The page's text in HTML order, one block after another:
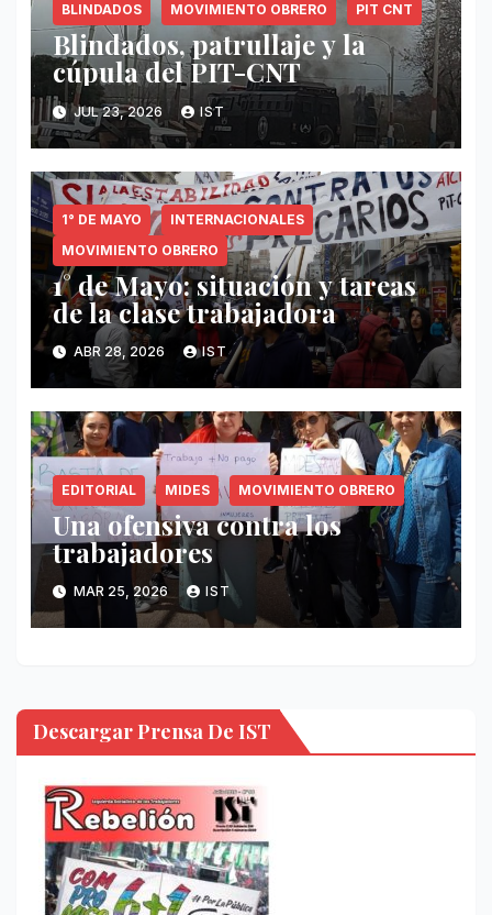
BLINDADOS MOVIMIENTO OBRERO PIT CNT
Blindados, patrullaje y la
cúpula del PIT-CNT
JUL 23, 2026 IST
1° DE MAYO
INTERNACIONALES
MOVIMIENTO OBRERO
1° de Mayo: situación y tareas
de la clase trabajadora
ABR 28, 2026 IST
EDITORIAL MIDES MOVIMIENTO OBRERO
Una ofensiva contra los
trabajadores
MAR 25, 2026 IST
Descargar Prensa De IST